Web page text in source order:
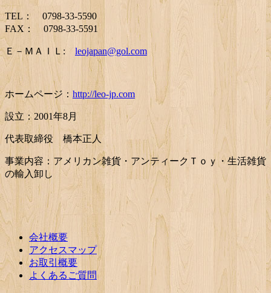
TEL： 0798-33-5590
FAX： 0798-33-5591
Ｅ－ＭＡＩＬ: leojapan@gol.com
ホームページ： http://leo-jp.com
設立：2001年8月
代表取締役 橋本正人
事業内容：アメリカン雑貨・アンティークＴｏｙ・生活雑貨
の輸入卸し
会社概要
アクセスマップ
お取引概要
よくあるご質問